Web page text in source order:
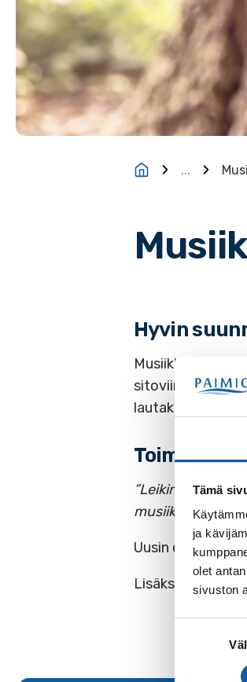
Tämä
ja
olet
sivuston
...
Hyvin
Musiikkiopiston
sitoviin Taiteen
lautakunta on
Toiminta-
”Leikin avulla
Uusin
Lisäksi